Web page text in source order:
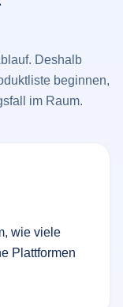
Deshalb
beginnen,
im Raum.
wie viele
Plattformen